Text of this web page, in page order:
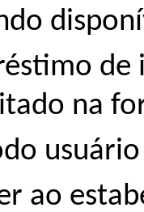
de
na
ao